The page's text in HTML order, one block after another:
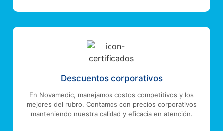
Descuentos corporativos
En Novamedic, manejamos costos competitivos y los
mejores del rubro. Contamos con precios corporativos
manteniendo nuestra calidad y eficacia en atención.